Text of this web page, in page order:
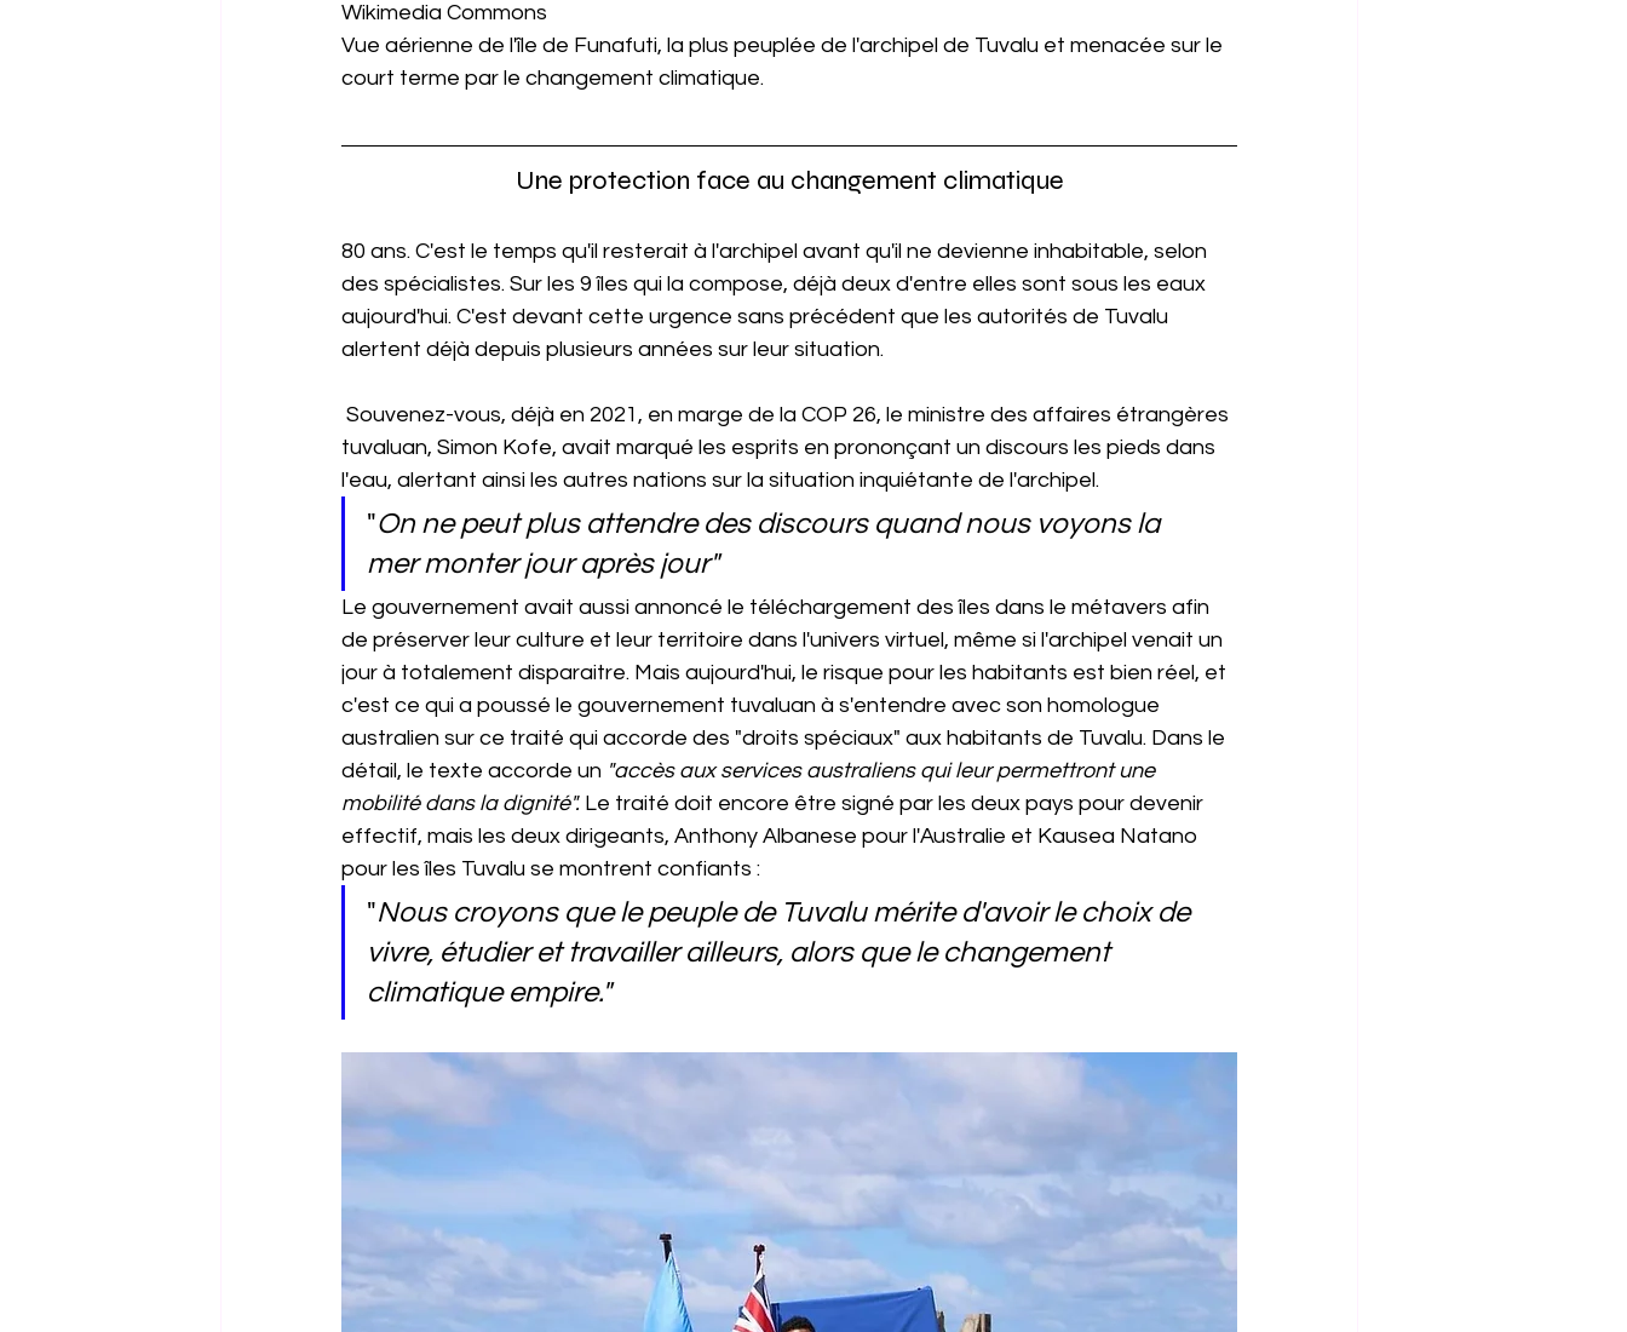
Wikimedia Commons
Vue aérienne de l'île de Funafuti, la plus peuplée de l'archipel de Tuvalu et menacée sur le
court terme par le changement climatique.
Une protection face au changement climatique
80 ans. C'est le temps qu'il resterait à l'archipel avant qu'il ne devienne inhabitable, selon
des spécialistes. Sur les 9 îles qui la compose, déjà deux d'entre elles sont sous les eaux
aujourd'hui. C'est devant cette urgence sans précédent que les autorités de Tuvalu
alertent déjà depuis plusieurs années sur leur situation.
tuvaluan, Simon Kofe, avait marqué les esprits en prononçant un discours les pieds dans
l'eau, alertant ainsi les autres nations sur la situation inquiétante de l'archipel.
"On ne peut plus attendre des discours quand nous voyons la
mer monter jour après jour"
Le gouvernement avait aussi annoncé le téléchargement des îles dans le métavers afin
de préserver leur culture et leur territoire dans l'univers virtuel, même si l'archipel venait un
jour à totalement disparaitre. Mais aujourd'hui, le risque pour les habitants est bien réel, et
c'est ce qui a poussé le gouvernement tuvaluan à s'entendre avec son homologue
australien sur ce traité qui accorde des "droits spéciaux" aux habitants de Tuvalu. Dans le
détail, le texte accorde un "accès aux services australiens qui leur permettront une
mobilité dans la dignité". Le traité doit encore être signé par les deux pays pour devenir
effectif, mais les deux dirigeants, Anthony Albanese pour l'Australie et Kausea Natano
pour les îles Tuvalu se montrent confiants :
"Nous croyons que le peuple de Tuvalu mérite d'avoir le choix de
vivre, étudier et travailler ailleurs, alors que le changement
climatique empire."